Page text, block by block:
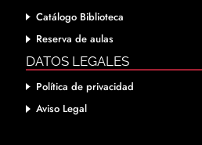
Catálogo Biblioteca
Reserva de aulas
DATOS LEGALES
Política de privacidad
Aviso Legal